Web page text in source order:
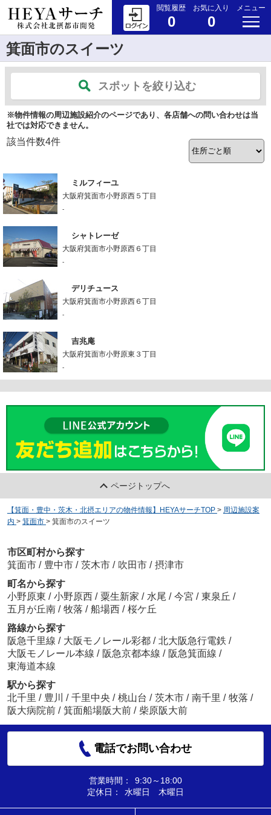
閲覧履歴
0
お気に入り
0
メニュー
箕面市のスイーツ
スポットを絞り込む
※物件情報の周辺施設紹介のページであり、各店舗への問い合わせは当
社では対応できません。
該当件数4件
ミルフィーユ
大阪府箕面市小野原西５丁目
-
シャトレーゼ
大阪府箕面市小野原西６丁目
-
デリチュース
大阪府箕面市小野原西６丁目
-
吉兆庵
大阪府箕面市小野原東３丁目
-
ページトップへ
【箕面・豊中・茨木・北摂エリアの物件情報】HEYAサーチTOP > 周辺施設案
内 > 箕面市 > 箕面市のスイーツ
市区町村から探す
箕面市 / 豊中市 / 茨木市 / 吹田市 / 摂津市
町名から探す
小野原東 / 小野原西 / 粟生新家 / 水尾 / 今宮 / 東泉丘 /
五月が丘南 / 牧落 / 船場西 / 桜ケ丘
路線から探す
阪急千里線 / 大阪モノレール彩都 / 北大阪急行電鉄 /
大阪モノレール本線 / 阪急京都本線 / 阪急箕面線 /
東海道本線
駅から探す
北千里 / 豊川 / 千里中央 / 桃山台 / 茨木市 / 南千里 / 牧落 /
阪大病院前 / 箕面船場阪大前 / 柴原阪大前
電話でお問い合わせ
営業時間：
9:30～18:00
定休日：
水曜日 木曜日